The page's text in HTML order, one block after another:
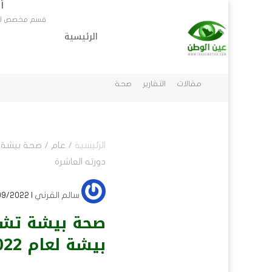
الرئيسية
قسم مخصص
مقالات التقارير صحة
الرئيسية / عام /
دورته العاشرة
سالم القرني | 09/09/2022 | عام
بيشة لعام 2022‬⁩م في دورته العاشرة